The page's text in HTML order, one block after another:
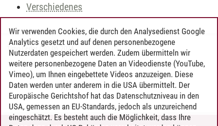
Verschiedenes
Timo Leder /30.06.2024
Wir verwenden Cookies, die durch den Analysedienst Google
Analytics gesetzt und auf denen personenbezogene
Nutzerdaten gespeichert werden. Zudem übermitteln wir
weitere personenbezogene Daten an Videodienste (YouTube,
Vimeo), um Ihnen eingebettete Videos anzuzeigen. Diese
Daten werden unter anderem in die USA übermittelt. Der
Europäische Gerichtshof hat das Datenschutzniveau in den
USA, gemessen an EU-Standards, jedoch als unzureichend
eingeschätzt. Es besteht auch die Möglichkeit, dass Ihre